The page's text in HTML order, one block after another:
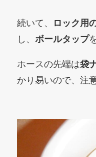
続いて、 ロック用
し、 ボールタップ
ホースの先端は袋
かり易いので、注